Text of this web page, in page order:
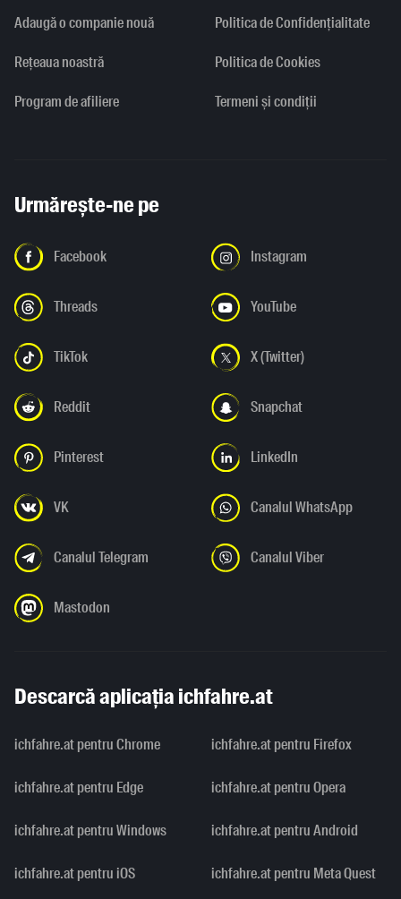
Adaugă o companie nouă
Rețeaua noastră
Program de afiliere
Politica de Confidențialitate
Politica de Cookies
Termeni și condiții
Urmărește-ne pe
Facebook Instagram
Threads YouTube
TikTok X (Twitter)
Reddit Snapchat
Pinterest LinkedIn
VK Canalul WhatsApp
Canalul Telegram Canalul Viber
Mastodon
Descarcă aplicația ichfahre.at
ichfahre.at pentru Chrome ichfahre.at pentru Firefox
ichfahre.at pentru Edge ichfahre.at pentru Opera
ichfahre.at pentru Windows ichfahre.at pentru Android
ichfahre.at pentru iOS ichfahre.at pentru Meta Quest